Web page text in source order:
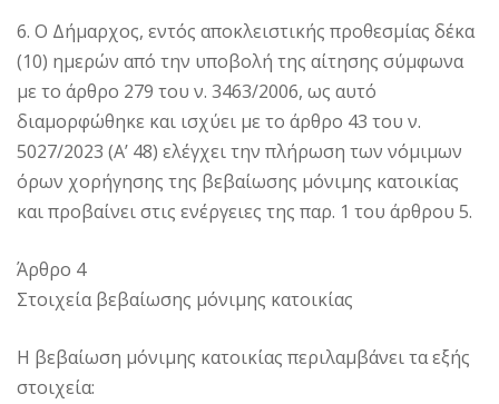
6. Ο Δήμαρχος, εντός αποκλειστικής προθεσμίας δέκα
(10) ημερών από την υποβολή της αίτησης σύμφωνα
με το άρθρο 279 του ν. 3463/2006, ως αυτό
διαμορφώθηκε και ισχύει με το άρθρο 43 του ν.
5027/2023 (Α’ 48) ελέγχει την πλήρωση των νόμιμων
όρων χορήγησης της βεβαίωσης μόνιμης κατοικίας
και προβαίνει στις ενέργειες της παρ. 1 του άρθρου 5.
Άρθρο 4
Στοιχεία βεβαίωσης μόνιμης κατοικίας
Η βεβαίωση μόνιμης κατοικίας περιλαμβάνει τα εξής
στοιχεία: